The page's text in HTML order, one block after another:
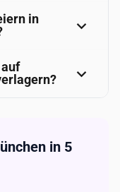
in
in 5